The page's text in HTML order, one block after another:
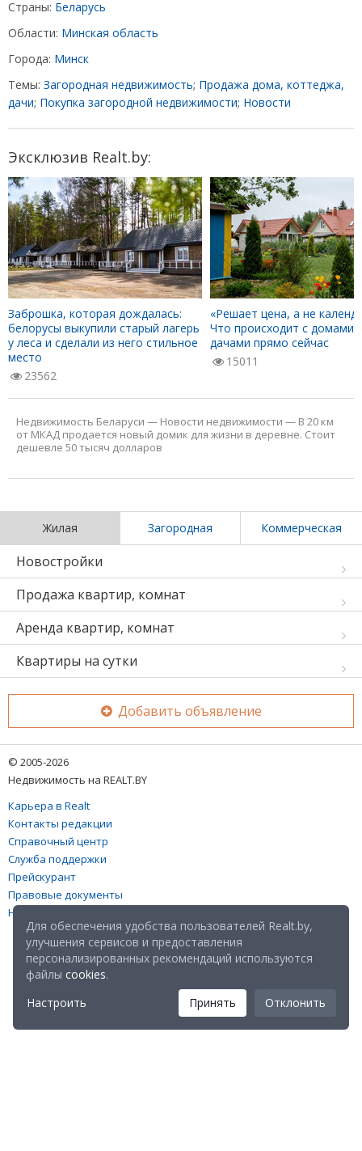
Страны: Беларусь
Области: Минская область
Города: Минск
Темы: Загородная недвижимость; Продажа дома, коттеджа,
дачи; Покупка загородной недвижимости; Новости
Эксклюзив Realt.by:
Заброшка, которая дождалась:
белорусы выкупили старый лагерь
у леса и сделали из него стильное
место
23562
«Решает цена, а не
Что происходит с домами
дачами прямо сейчас
15011
Недвижимость Беларуси — Новости недвижимости — В 20 км
от МКАД продается новый домик для жизни в деревне. Стоит
дешевле 50 тысяч долларов
Жилая Загородная Коммерческая
Новостройки
Продажа квартир, комнат
Аренда квартир, комнат
Квартиры на сутки
Добавить объявление
© 2005-2026
Недвижимость на REALT.BY
Карьера в Realt
Контакты редакции
Справочный центр
Служба поддержки
Прейскурант
Правовые документы
Настройка файлов cookies
Для обеспечения удобства пользователей Realt.by,
улучшения сервисов и предоставления
персонализированных рекомендаций используются
файлы cookies.
Настроить
Принять Отклонить